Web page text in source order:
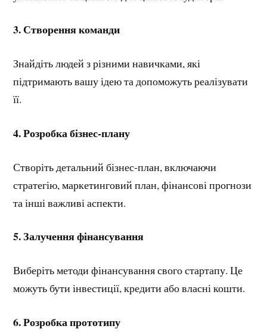
3.Створення команди
Знайдіть людей з різними навичками, які
підтримають вашу ідею та допоможуть реалізувати
її.
4. Розробка бізнес-плану
Створіть детальний бізнес-план, включаючи
стратегію, маркетинговий план, фінансові прогнози
та інші важливі аспекти.
5. Залучення фінансування
Виберіть методи фінансування свого стартапу. Це
можуть бути інвестиції, кредити або власні кошти.
6.Розробка прототипу